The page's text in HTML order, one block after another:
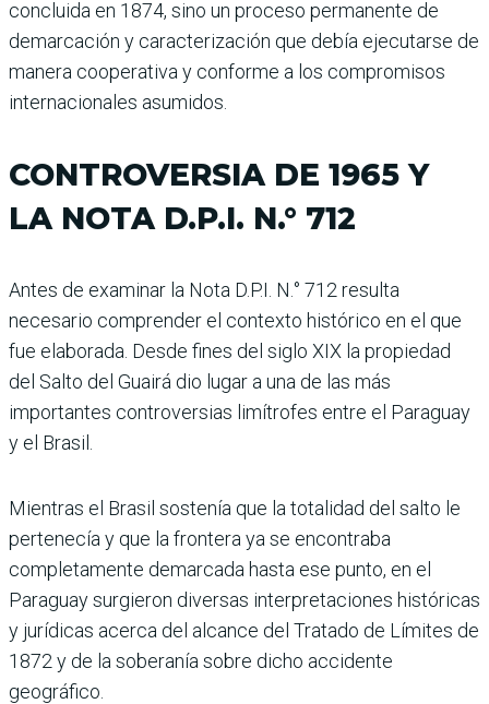
concluida en 1874, sino un proceso permanente de
demarcación y caracterización que debía ejecutarse de
manera cooperativa y conforme a los compromisos
internacionales asumidos.
CONTROVERSIA DE 1965 Y
LA NOTA D.P.I. N.° 712
Antes de examinar la Nota D.P.I. N.° 712 resulta
necesario comprender el contexto histórico en el que
fue elaborada. Desde fines del siglo XIX la propiedad
del Salto del Guairá dio lugar a una de las más
importantes controversias limítrofes entre el Paraguay
y el Brasil.
Mientras el Brasil sostenía que la totalidad del salto le
pertenecía y que la frontera ya se encontraba
completamente demarcada hasta ese punto, en el
Paraguay surgieron diversas interpretaciones históricas
y jurídicas acerca del alcance del Tratado de Límites de
1872 y de la soberanía sobre dicho accidente
geográfico.